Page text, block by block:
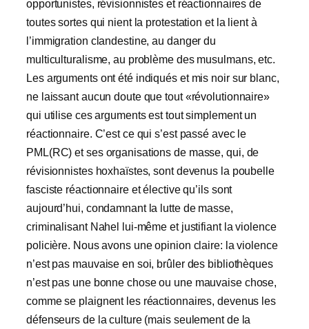
opportunistes, révisionnistes et réactionnaires de
toutes sortes qui nient la protestation et la lient à
l’immigration clandestine, au danger du
multiculturalisme, au problème des musulmans, etc.
Les arguments ont été indiqués et mis noir sur blanc,
ne laissant aucun doute que tout «révolutionnaire»
qui utilise ces arguments est tout simplement un
réactionnaire. C’est ce qui s’est passé avec le
PML(RC) et ses organisations de masse, qui, de
révisionnistes hoxhaïstes, sont devenus la poubelle
fasciste réactionnaire et élective qu’ils sont
aujourd’hui, condamnant la lutte de masse,
criminalisant Nahel lui-même et justifiant la violence
policière. Nous avons une opinion claire: la violence
n’est pas mauvaise en soi, brûler des bibliothèques
n’est pas une bonne chose ou une mauvaise chose,
comme se plaignent les réactionnaires, devenus les
défenseurs de la culture (mais seulement de la